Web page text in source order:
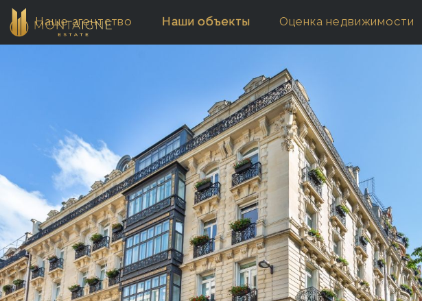
Наше aгентство Наши объекты Оценка недвижимости